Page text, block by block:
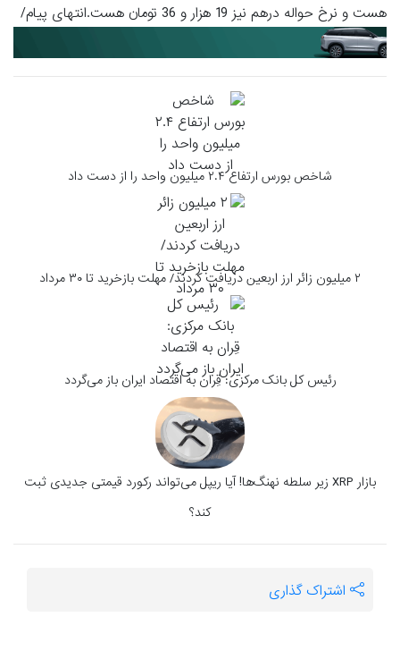
هست و نرخ حواله درهم نیز 19 هزار و 36 تومان هست.انتهای پیام/
شاخص بورس ارتفاع ۲.۴ میلیون واحد را از دست داد
۲ میلیون زائر ارز اربعین دریافت کردند/ مهلت بازخرید تا ۳۰ مرداد
رئیس کل بانک مرکزی: قِران به اقتصاد ایران باز می‌گردد
بازار XRP زیر سلطه نهنگ‌ها! آیا ریپل می‌تواند رکورد قیمتی جدیدی ثبت
کند؟
اشتراک گذاری